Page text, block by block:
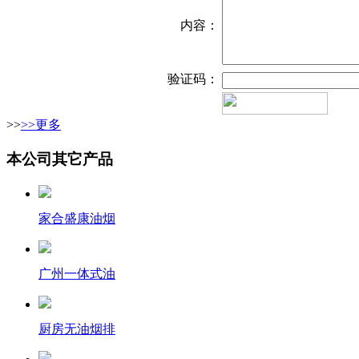
内容：
验证码：
>>>>更多
本公司其它产品
家合盛康油烟
广州一体式油
厨房无油烟排